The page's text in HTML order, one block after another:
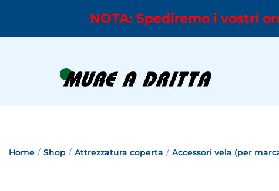
NOTA: Spediremo i vostri
Home / Shop / Attrezzatura coperta / Accessori vela (per